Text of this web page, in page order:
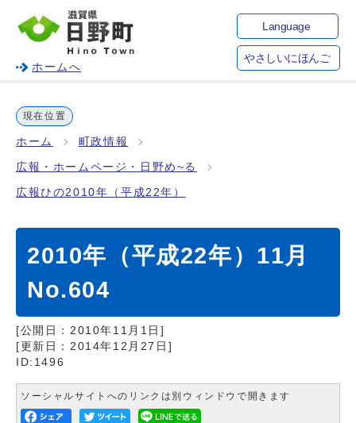
ホームへ
Language
やさしいにほんご
現在位置
ホーム 町政情報
広報・ホームページ・日野め~る
広報ひの2010年（平成22年）
2010年（平成22年）11月
No.604
[公開日： 2010年11月1日 ]
[更新日： 2014年12月27日 ]
ID:1496
ソーシャルサイトへのリンクは別ウィンドウで開きます